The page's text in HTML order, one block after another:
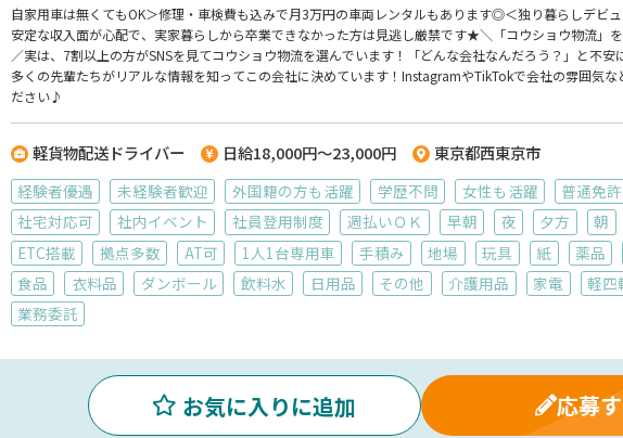
自家用車は無くてもOK＞修理・車検費も込みで月3万円の車両レンタルもあります◎＜独り暮らしデビ
安定な収入面が心配で、実家暮らしから卒業できなかった方は見逃し厳禁です★＼「コウショウ物流」
／実は、7割以上の方がSNSを見てコウショウ物流を選んでいます！「どんな会社なんだろう？」と不安
多くの先輩たちがリアルな情報を知ってこの会社に決めています！InstagramやTikTokで会社の雰囲気な
ださい♪
軽貨物配送ドライバー 日給18,000円～23,000円 東京都西東京市
経験者優遇 未経験者歓迎 外国籍の方も活躍 学歴不問 女性も活躍 普通免許
社宅対応可
社内イベント 社員登用制度 週払いＯＫ 早朝 夜 夕方 朝
ETC搭載
拠点多数 AT可 1人1台専用車 手積み 地場 玩具 紙 薬品
食品
衣料品 ダンボール 飲料水 日用品 その他 介護用品 家電 軽四
業務委託
お気に入りに追加 応募